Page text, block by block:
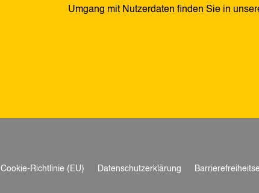
Umgang mit Nutzerdaten finden Sie in
Cookie-Richtlinie (EU) Datenschutzerklärung